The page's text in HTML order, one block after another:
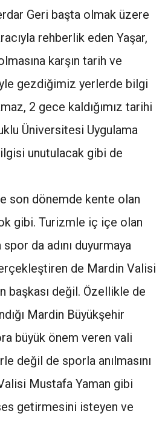
Geri başta olmak üzere
rehberlik eden Yaşar,
karşın tarih ve
gezdiğimiz yerlerde bilgi
2 gece kaldığımız tarihi
Üniversitesi Uygulama
unutulacak gibi de
son dönemde kente olan
gibi. Turizmle iç içe olan
da adını duyurmaya
de Mardin Valisi
başkası değil. Özellikle de
Mardin Büyükşehir
büyük önem veren vali
değil de sporla anılmasını
Mustafa Yaman gibi
getirmesini isteyen ve